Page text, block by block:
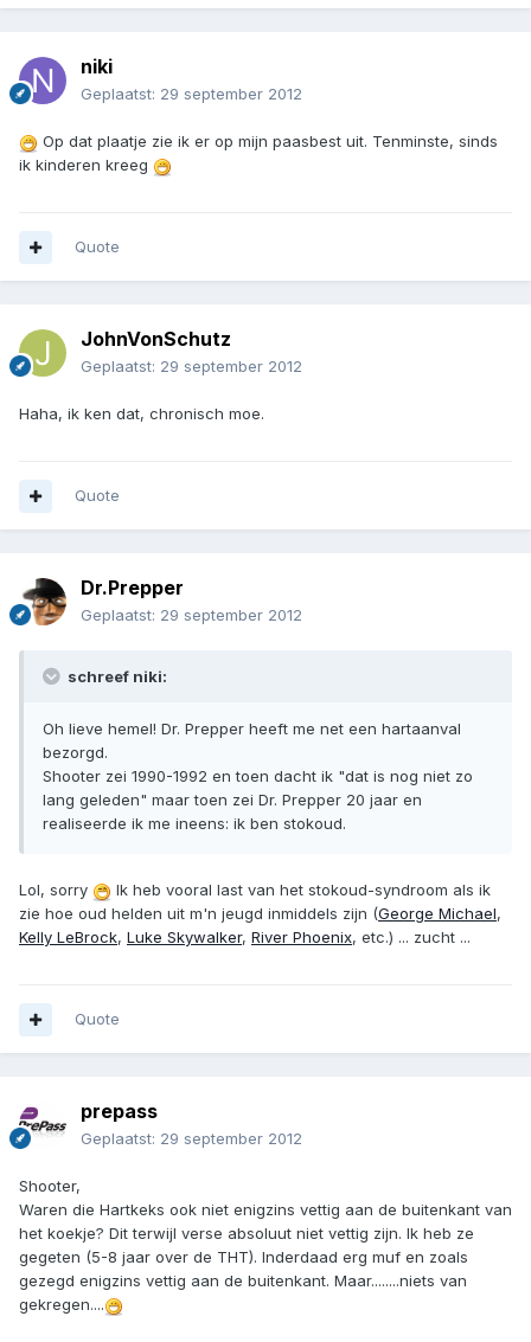
niki
Geplaatst: 29 september 2012
Op dat plaatje zie ik er op mijn paasbest uit. Tenminste, sinds
ik kinderen kreeg
Quote
JohnVonSchutz
Geplaatst: 29 september 2012
Haha, ik ken dat, chronisch moe.
Quote
Dr.Prepper
Geplaatst: 29 september 2012
schreef niki:
Oh lieve hemel! Dr. Prepper heeft me net een hartaanval
bezorgd.
Shooter zei 1990-1992 en toen dacht ik "dat is nog niet zo
lang geleden" maar toen zei Dr. Prepper 20 jaar en
realiseerde ik me ineens: ik ben stokoud.
Lol, sorry
Ik heb vooral last van het stokoud-syndroom als ik
zie hoe oud helden uit m'n jeugd inmiddels zijn (George Michael,
Kelly LeBrock, Luke Skywalker, River Phoenix, etc.) ... zucht ...
Quote
prepass
Geplaatst: 29 september 2012
Shooter,
Waren die Hartkeks ook niet enigzins vettig aan de buitenkant van
het koekje? Dit terwijl verse absoluut niet vettig zijn. Ik heb ze
gegeten (5-8 jaar over de THT). Inderdaad erg muf en zoals
gezegd enigzins vettig aan de buitenkant. Maar........niets van
gekregen....